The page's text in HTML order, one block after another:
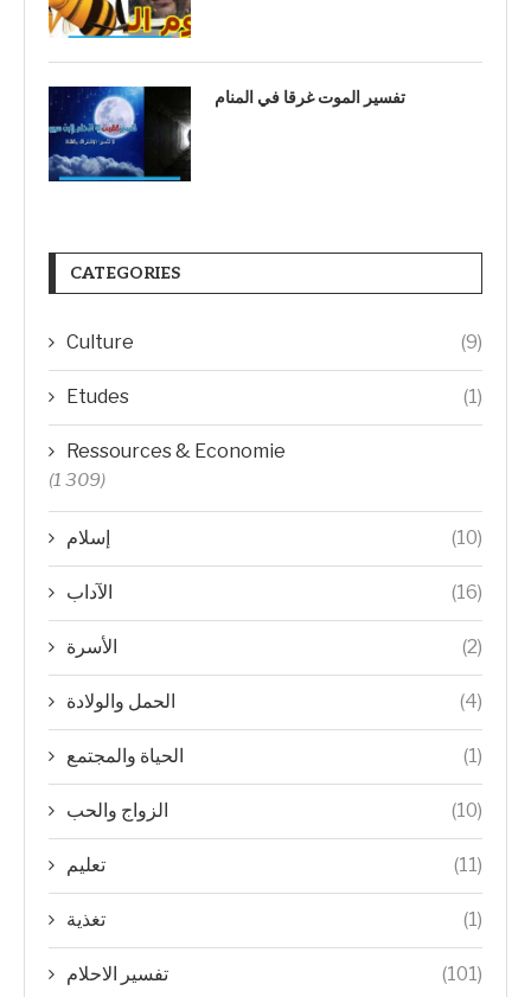
تفسير الموت غرقا في المنام
CATEGORIES
Culture (9)
Etudes (1)
Ressources & Economie
(1 309)
إسلام (10)
الآداب (16)
الأسرة (2)
الحمل والولادة (4)
الحياة والمجتمع (1)
الزواج والحب (10)
تعليم (11)
تغذية (1)
تفسير الاحلام (101)